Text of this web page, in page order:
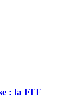
: la FFF